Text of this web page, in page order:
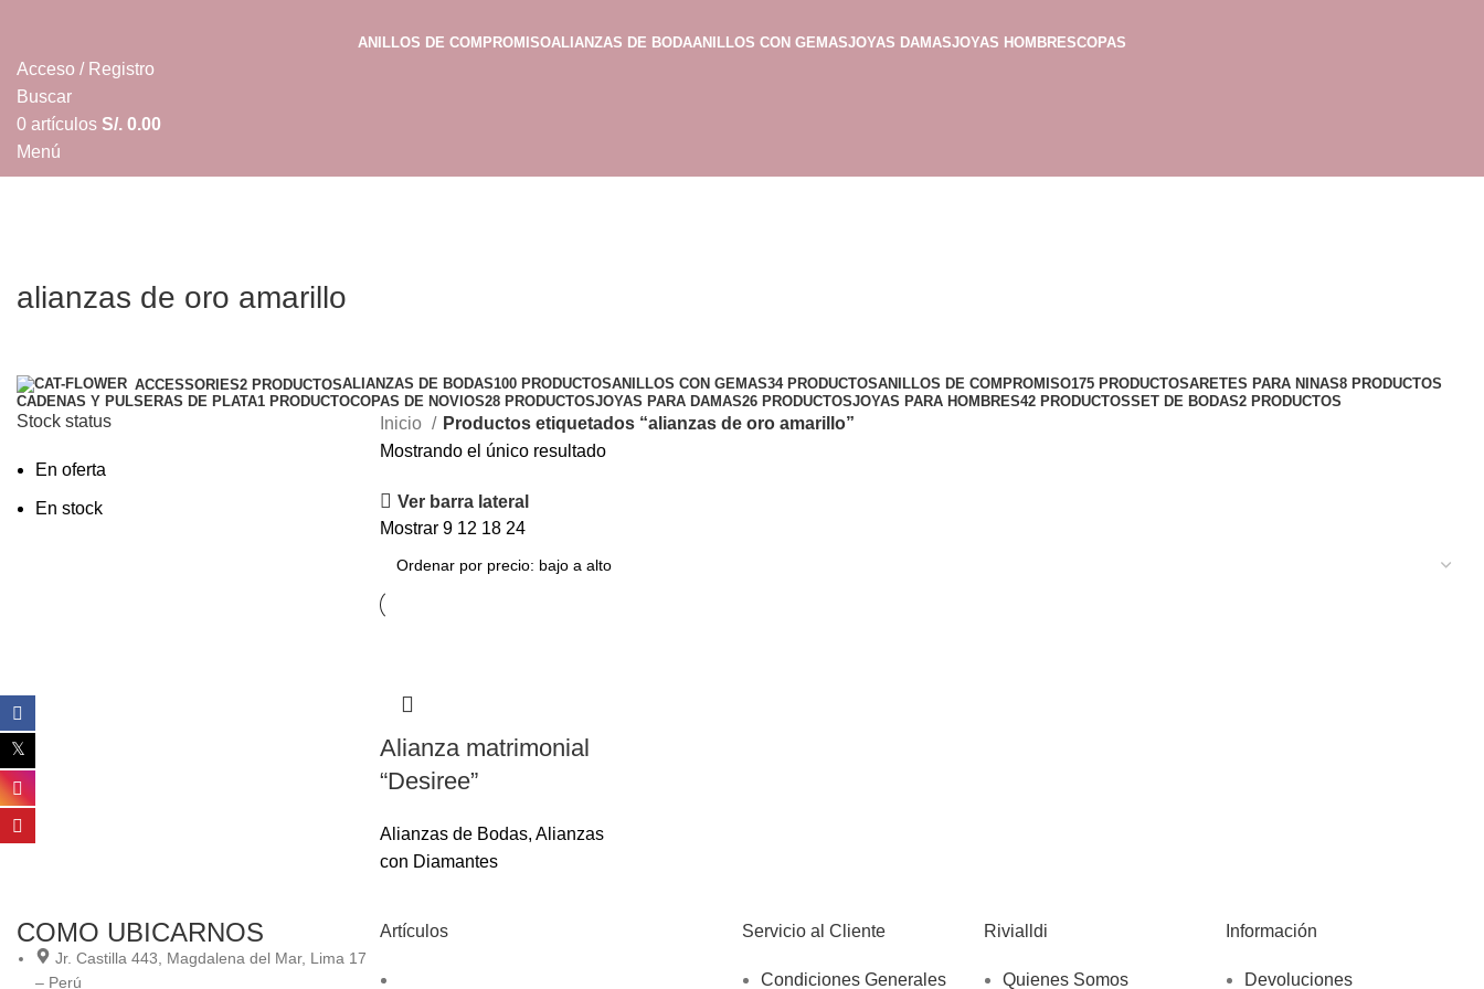
ANILLOS DE COMPROMISOALIANZAS DE BODAANILLOS CON GEMASJOYAS DAMASJOYAS HOMBRESCOPAS
Acceso / Registro
Buscar
0 artículos S/. 0.00
Menú
alianzas de oro amarillo
ACCESSORIES2 PRODUCTOSALIANZAS DE BODAS100 PRODUCTOSANILLOS CON GEMAS34 PRODUCTOSANILLOS DE COMPROMISO175 PRODUCTOSARETES PARA NINAS8 PRODUCTOS
CADENAS Y PULSERAS DE PLATA1 PRODUCTOCOPAS DE NOVIOS28 PRODUCTOSJOYAS PARA DAMAS26 PRODUCTOSJOYAS PARA HOMBRES42 PRODUCTOSSET DE BODAS2 PRODUCTOS
Stock status
En oferta
En stock
Inicio
Productos etiquetados “alianzas de oro amarillo”
Mostrando el único resultado
Ver barra lateral
Mostrar 9 12 18 24
Alianza matrimonial
“Desiree”
Alianzas de Bodas, Alianzas
con Diamantes
COMO UBICARNOS
Jr. Castilla 443, Magdalena del Mar, Lima 17
– Perú
Artículos Servicio al Cliente
Condiciones Generales
Rivialldi
Quienes Somos
Información
Devoluciones